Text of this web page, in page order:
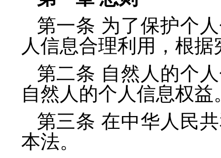
第一条 为了保护个
人信息合理利用，根
第二条 自然人的个
自然人的个人信息权益
第三条 在中华人民
本法。